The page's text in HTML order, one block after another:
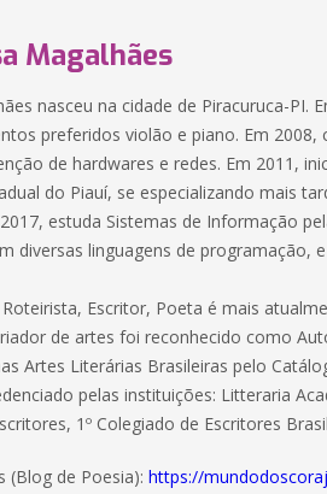
Magalhães
nasceu na cidade de Piracuruca-PI.
preferidos violão e piano. Em
de hardwares e redes. Em 2011,
do Piauí, se especializando mais
estuda Sistemas de Informação
diversas linguagens de programação,
Escritor, Poeta é mais
de artes foi reconhecido como
Artes Literárias Brasileiras pelo
pelas instituições: Litteraria
1º Colegiado de Escritores
(Blog de Poesia):https://